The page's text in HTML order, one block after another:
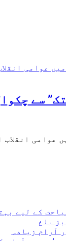
سے
عوامی
کے لیے
باغ